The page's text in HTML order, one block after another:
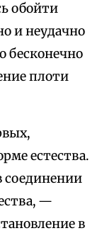
обойти
и неудачно
бесконечно
плоти
естества.
соединении
—
в